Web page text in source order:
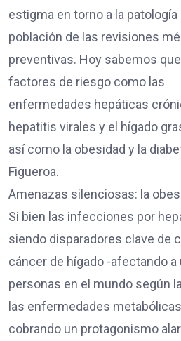
estigma en torno a la patología
población de las revisiones
preventivas. Hoy sabemos
factores de riesgo como las
enfermedades hepáticas
hepatitis virales y el hígado
así como la obesidad y la
Figueroa.
Amenazas silenciosas: la
Si bien las infecciones por
siendo disparadores clave de
cáncer de hígado -afectando
personas en el mundo según
las enfermedades
cobrando un protagonismo